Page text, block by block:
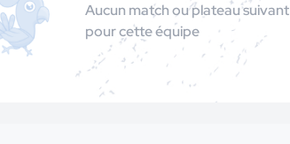
Aucun match ou plateau suivant
pour cette équipe